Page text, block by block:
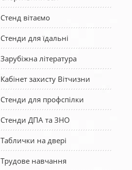
Стенд вітаємо
Стенди для їдальні
Зарубіжна література
Кабінет захисту Вітчизни
Стенди для профспілки
Стенди ДПА та ЗНО
Таблички на двері
Трудове навчання